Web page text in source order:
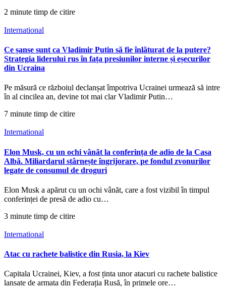
2 minute timp de citire
International
Ce șanse sunt ca Vladimir Putin să fie înlăturat de la putere?
Strategia liderului rus în fața presiunilor interne și eșecurilor
din Ucraina
Pe măsură ce războiul declanșat împotriva Ucrainei urmează să intre
în al cincilea an, devine tot mai clar Vladimir Putin…
7 minute timp de citire
International
Elon Musk, cu un ochi vânăt la conferința de adio de la Casa
Albă. Miliardarul stârnește îngrijorare, pe fondul zvonurilor
legate de consumul de droguri
Elon Musk a apărut cu un ochi vânăt, care a fost vizibil în timpul
conferinței de presă de adio cu…
3 minute timp de citire
International
Atac cu rachete balistice din Rusia, la Kiev
Capitala Ucrainei, Kiev, a fost ținta unor atacuri cu rachete balistice
lansate de armata din Federația Rusă, în primele ore…